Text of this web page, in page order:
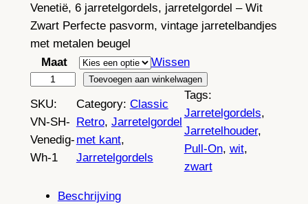
Venetië, 6 jarretelgordels, jarretelgordel – Wit
Zwart Perfecte pasvorm, vintage jarretelbandjes
met metalen beugel
Maat
Wissen
e
t
r
o
Toevoegen aan winkelwagen
SKU:
VN-SH-
Venedig-
Wh-1
Category: Classic
Retro, Jarretelgordel
met kant
Jarretelgordels
Tags:
Jarretelgordels
Jarretelhouder
Pull-On, wit
zwart
Beschrijving